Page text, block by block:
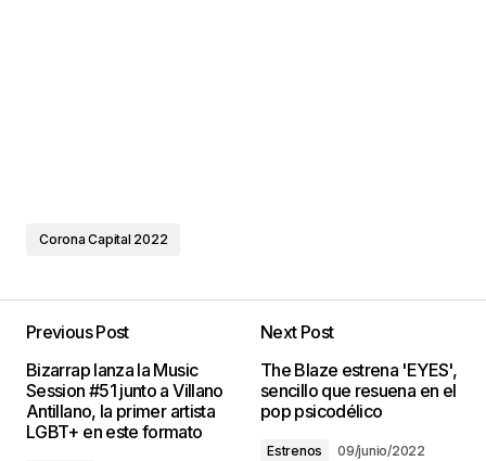
Corona Capital 2022
Previous Post
Bizarrap lanza la Music
Session #51 junto a Villano
Antillano, la primer artista
LGBT+ en este formato
Next Post
The Blaze estrena 'EYES',
sencillo que resuena en el
pop psicodélico
Estrenos 09/junio/2022